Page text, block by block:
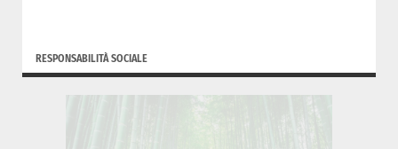
RESPONSABILITÀ SOCIALE